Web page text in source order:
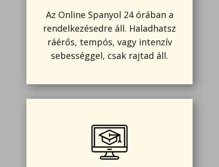
Az Online Spanyol 24 órában a
rendelkezésedre áll. Haladhatsz
ráérős, tempós, vagy intenzív
sebességgel, csak rajtad áll.